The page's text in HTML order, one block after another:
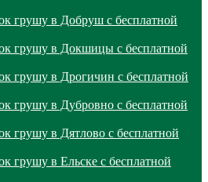
грушу в Добруш с бесплатной
грушу в Докшицы с бесплатной
грушу в Дрогичин с бесплатной
грушу в Дубровно с бесплатной
грушу в Дятлово с бесплатной
грушу в Ельске с бесплатной